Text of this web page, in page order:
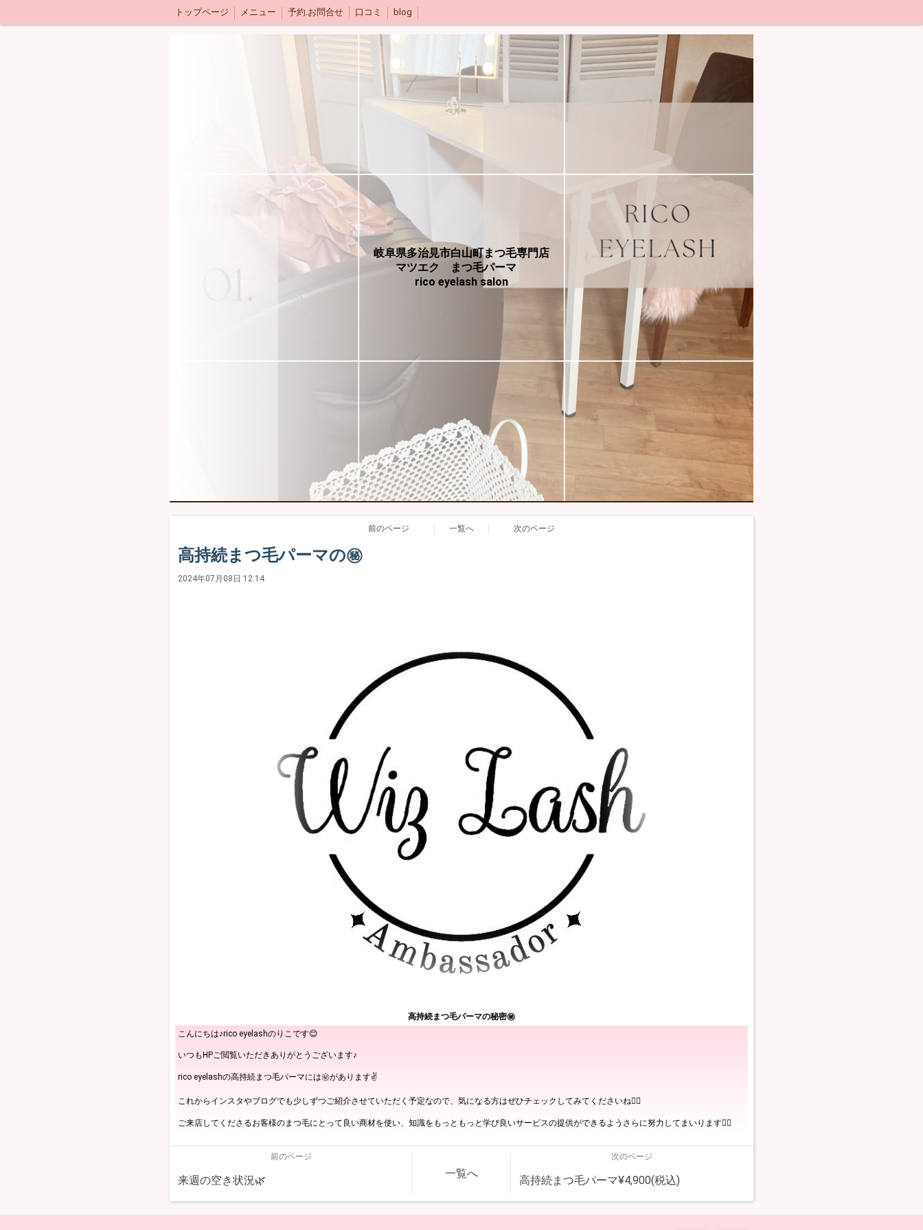
トップページ メニュー 予約.お問合せ 口コミ blog
岐阜県多治見市白山町まつ毛専門店
マツエク まつ毛パーマ
rico eyelash salon
前のページ 一覧へ 次のページ
高持続まつ毛パーマの㊙️
2024年07月08日 12:14
高持続まつ毛パーマの秘密㊙️
こんにちは♪rico eyelashのりこです😊
いつもHPご閲覧いただきありがとうございます♪
rico eyelashの高持続まつ毛パーマには㊙️があります✌️
これからインスタやブログでも少しずつご紹介させていただく予定なので、気になる方はぜひチェックしてみてくださいね🙇‍♀️
ご来店してくださるお客様のまつ毛にとって良い商材を使い、知識をもっともっと学び良いサービスの提供ができるようさらに努力してまいります🙇‍♀️
前のページ
来週の空き状況🌿
一覧へ
次のページ
高持続まつ毛パーマ¥4,900(税込)